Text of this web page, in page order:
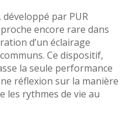
par PUR
encore rare dans
d’un éclairage
Ce dispositif,
la seule performance
réflexion sur la manière
les rythmes de vie au